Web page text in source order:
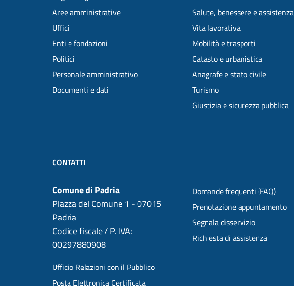
Aree amministrative
Uffici
Enti e fondazioni
Politici
Personale amministrativo
Documenti e dati
Salute, benessere e assistenza
Vita lavorativa
Mobilità e trasporti
Catasto e urbanistica
Anagrafe e stato civile
Turismo
Giustizia e sicurezza pubblica
CONTATTI
Comune di Padria
Piazza del Comune 1 - 07015
Padria
Codice fiscale / P. IVA:
00297880908
Ufficio Relazioni con il Pubblico
Posta Elettronica Certificata
Domande frequenti (FAQ)
Prenotazione appuntamento
Segnala disservizio
Richiesta di assistenza